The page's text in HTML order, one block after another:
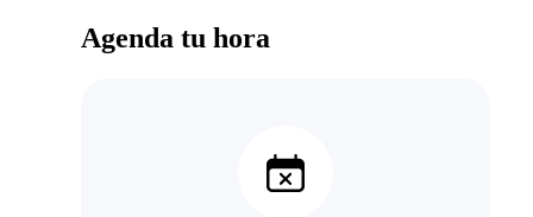
Agenda tu hora